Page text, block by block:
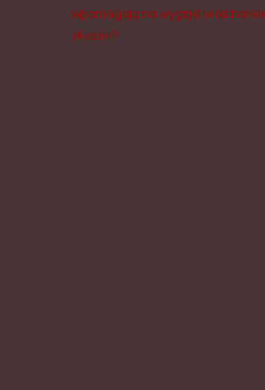
wpomagają na wygląd oraz
sklepie?